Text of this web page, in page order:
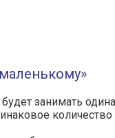
занимать
количество